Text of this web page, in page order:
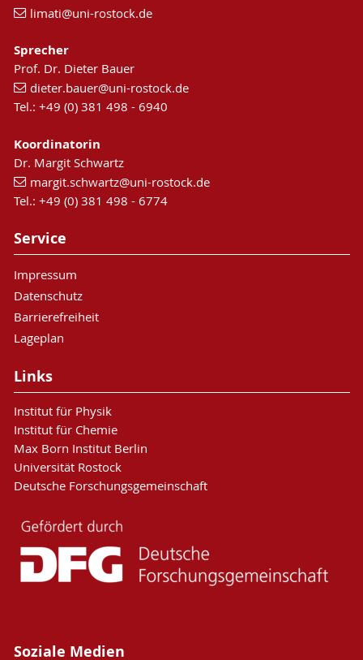
limati@uni-rostock.de
Sprecher
Prof. Dr. Dieter Bauer
dieter.bauer@uni-rostock.de
Tel.: +49 (0) 381 498 - 6940
Koordinatorin
Dr. Margit Schwartz
margit.schwartz@uni-rostock.de
Tel.: +49 (0) 381 498 - 6774
Service
Impressum
Datenschutz
Barrierefreiheit
Lageplan
Links
Institut für Physik
Institut für Chemie
Max Born Institut Berlin
Universität Rostock
Deutsche Forschungsgemeinschaft
Soziale Medien